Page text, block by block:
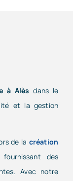
à Alès dans le
et la gestion
de la création
des
Avec notre